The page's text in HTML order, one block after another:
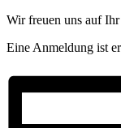
Wir freuen uns auf
Eine Anmeldung ist